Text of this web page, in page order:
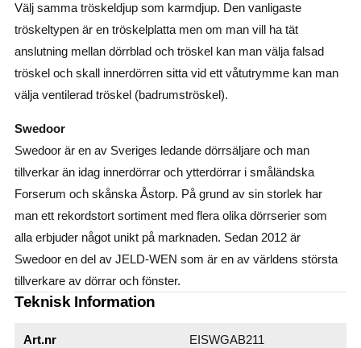
Välj samma tröskeldjup som karmdjup. Den vanligaste
tröskeltypen är en tröskelplatta men om man vill ha tät
anslutning mellan dörrblad och tröskel kan man välja falsad
tröskel och skall innerdörren sitta vid ett våtutrymme kan man
välja ventilerad tröskel (badrumströskel).
Swedoor
Swedoor är en av Sveriges ledande dörrsäljare och man
tillverkar än idag innerdörrar och ytterdörrar i småländska
Forserum och skånska Åstorp. På grund av sin storlek har
man ett rekordstort sortiment med flera olika dörrserier som
alla erbjuder något unikt på marknaden. Sedan 2012 är
Swedoor en del av JELD-WEN som är en av världens största
tillverkare av dörrar och fönster.
Teknisk Information
Art.nr EISWGAB211